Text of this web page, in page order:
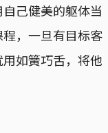
己健美的躯体当
，一旦有目标客
如簧巧舌，将他